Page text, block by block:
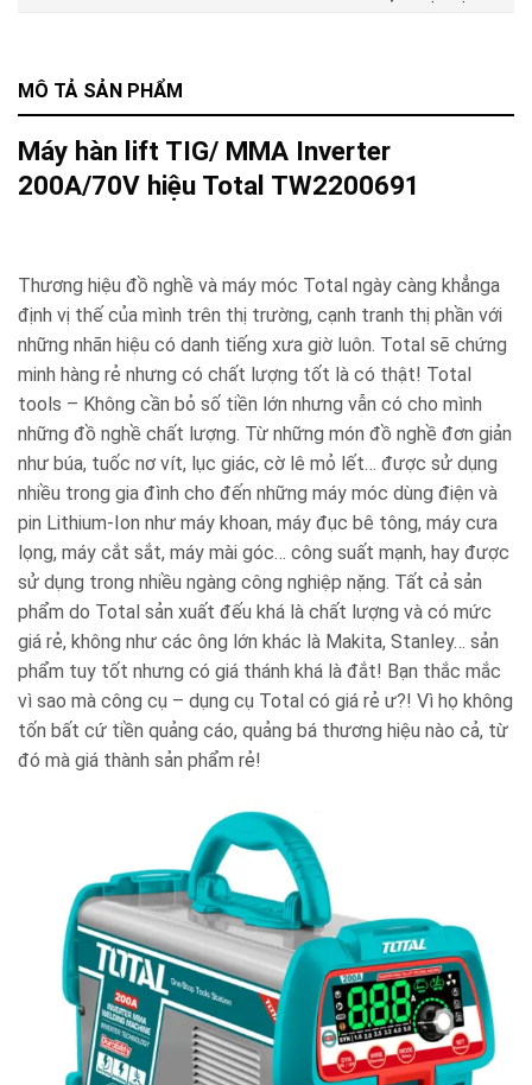
MÔ TẢ SẢN PHẨM
Máy hàn lift TIG/ MMA Inverter
200A/70V hiệu Total TW2200691
Thương hiệu đồ nghề và máy móc Total ngày càng khẳnga
định vị thế của mình trên thị trường, cạnh tranh thị phần với
những nhãn hiệu có danh tiếng xưa giờ luôn. Total sẽ chứng
minh hàng rẻ nhưng có chất lượng tốt là có thật! Total
tools – Không cần bỏ số tiền lớn nhưng vẫn có cho mình
những đồ nghề chất lượng. Từ những món đồ nghề đơn giản
như búa, tuốc nơ vít, lục giác, cờ lê mỏ lết… được sử dụng
nhiều trong gia đình cho đến những máy móc dùng điện và
pin Lithium-Ion như máy khoan, máy đục bê tông, máy cưa
lọng, máy cắt sắt, máy mài góc… công suất mạnh, hay được
sử dụng trong nhiều ngàng công nghiệp nặng. Tất cả sản
phẩm do Total sản xuất đếu khá là chất lượng và có mức
giá rẻ, không như các ông lớn khác là Makita, Stanley… sản
phẩm tuy tốt nhưng có giá thánh khá là đắt! Bạn thắc mắc
vì sao mà công cụ – dụng cụ Total có giá rẻ ư?! Vì họ không
tốn bất cứ tiền quảng cáo, quảng bá thương hiệu nào cả, từ
đó mà giá thành sản phẩm rẻ!